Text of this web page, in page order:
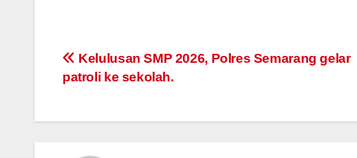
Post
navigation
Kelulusan SMP 2026, Polres Semarang gelar
patroli ke sekolah.